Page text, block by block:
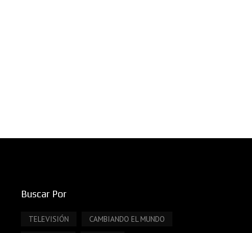
Buscar Por
TELEVISIÓN CAMBIANDO EL MUNDO